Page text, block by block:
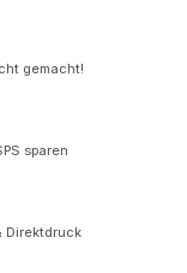
gemacht!
sparen
Direktdruck